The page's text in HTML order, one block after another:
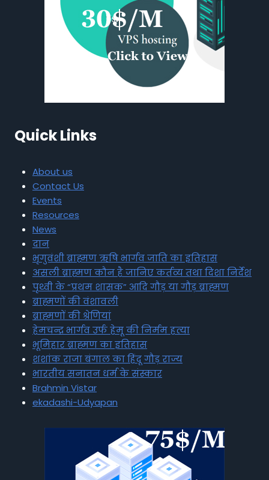
Quick Links
About us
Contact Us
Events
Resources
News
दान
भृगुवंशी ब्राह्मण ऋषि भार्गव जाति का इतिहास
असली ब्राह्मण कौन है जानिए कर्तव्य तथा दिशा निर्देश
पृथ्वी के “प्रथम शासक” आदि गौड़ या गौड़ ब्राह्मण
ब्राह्मणों की वंशावली
ब्राह्मणों की श्रेणियां
हेमचन्द्र भार्गव उर्फ हेमू की निर्मम हत्या
भूमिहार ब्राह्मण का इतिहास
शशांक राजा बंगाल का हिंदू गौड़ राज्य
भारतीय सनातन धर्म के संस्कार
Brahmin Vistar
ekadashi-Udyapan